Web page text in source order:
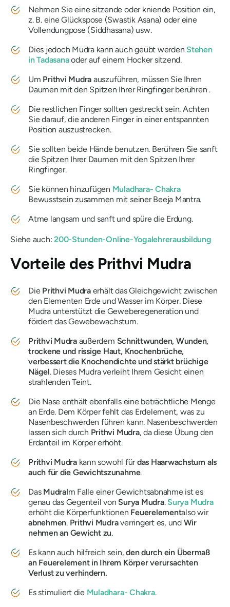
Nehmen Sie eine sitzende oder kniende Position ein,
z. B. eine Glückspose (Swastik Asana) oder eine
Vollendungpose (Siddhasana) usw.
Dies jedoch Mudrakann auch geübt werden Stehen
inTadasanaoder auf einem Hocker sitzend.
Um Prithvi Mudra auszuführen, müssen Sie Ihren
Daumen mit den Spitzen Ihrer Ringfinger berühren .
Die restlichen Finger sollten gestreckt sein. Achten
Sie darauf, die anderen Finger in einer entspannten
Position auszustrecken.
Sie sollten beide Hände benutzen. Berühren Sie sanft
die Spitzen Ihrer Daumen mit den Spitzen Ihrer
Ringfinger.
Sie können hinzufügen Muladhara- Chakra
Bewusstsein zusammen mit seinerBeeja Mantra.
Atme langsam und sanft und spüre die Erdung.
Siehe auch:200-Stunden-Online-Yogalehrerausbildung
Vorteile des Prithvi Mudra
Die Prithvi Mudraerhält das Gleichgewicht zwischen
den Elementen Erde und Wasser im Körper. Diese
Mudraunterstützt die Geweberegeneration und
fördert das Gewebewachstum.
Prithvi Mudraaußerdem Schnittwunden, Wunden,
trockene und rissige Haut, Knochenbrüche,
verbessert die Knochendichte und stärkt brüchige
Nägel. Dieses Mudraverleiht Ihrem Gesicht einen
strahlenden Teint.
Die Nase enthält ebenfalls eine beträchtliche Menge
an Erde. Dem Körper fehlt das Erdelement, was zu
Nasenbeschwerden führen kann. Nasenbeschwerden
lassen sich durch Prithvi Mudra, da diese Übung den
Erdanteil im Körper erhöht.
Prithvi Mudrakann sowohl fürdas Haarwachstum als
auch für die Gewichtszunahme.
Das MudraIm Falle einer Gewichtsabnahme ist es
genau das Gegenteil von Surya Mudra. Surya Mudra
erhöht die Körperfunktionen Feuerelementalso wir
abnehmen. Prithvi Mudraverringert es, und Wir
nehmen an Gewicht zu.
Es kann auch hilfreich sein,den durch ein Übermaß
an Feuerelement in Ihrem Körper verursachten
Verlust zu verhindern.
Es stimuliert die Muladhara- Chakra.